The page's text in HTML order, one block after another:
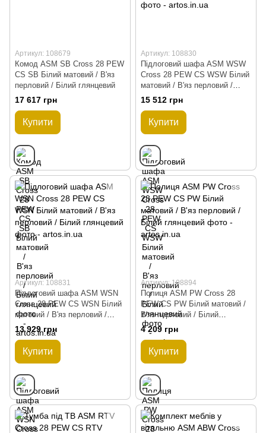
Артикул: 108679
Комод ASM SB Cross 28 PEW
CS SB Білий матовий / В'яз
перловий / Білий глянцевий
17 617 грн
Купити
Артикул: 108830
Підлоговий шафа ASM WSW
Cross 28 PEW CS WSW Білий
матовий / В'яз перловий /
Білий глянцевий
15 512 грн
Купити
Артикул: 108831
Підлоговий шафа ASM WSN
Cross 28 PEW CS WSN Білий
матовий / В'яз перловий /
Білий глянцевий
13 929 грн
Купити
Артикул: 108894
Полиця ASM PW Cross 28
PEW CS PW Білий матовий /
В'яз перловий / Білий
глянцевий
4 209 грн
Купити